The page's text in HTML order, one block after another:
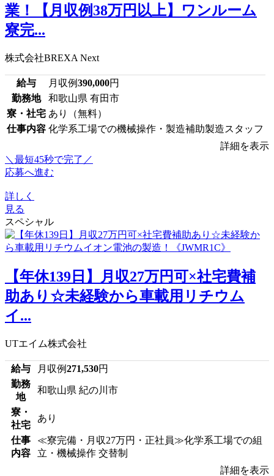
業！【月収例38万円以上】ワンルーム
寮完...
株式会社BREXA Next
給与 月収例390,000円
勤務地
和歌山県 有田市
寮・社宅 あり（無料）
仕事内容 化学系工場での機械操作・製造補助製造スタッフ
詳細を表示
＼最短45秒で完了／
応募へ進む
詳しく
見る
スペシャル
【年休139日】月収27万円可×社宅費補
助あり☆未経験から車載用リチウム
イ...
UTエイム株式会社
給与 月収例271,530円
勤務
地
和歌山県 紀の川市
寮・
社宅
あり
仕事
内容
≪寮完備・月収27万円・正社員≫化学系工場での組
立・機械操作 交替制
詳細を表示